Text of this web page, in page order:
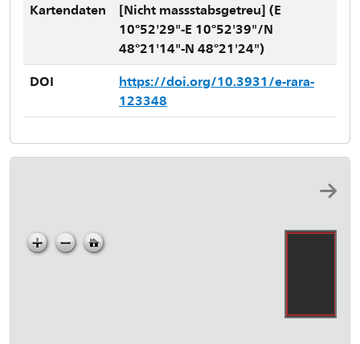
Kartendaten
[Nicht massstabsgetreu] (E
10°52'29"-E 10°52'39"/N
48°21'14"-N 48°21'24")
DOI
https://doi.org/10.3931/e-rara-
123348